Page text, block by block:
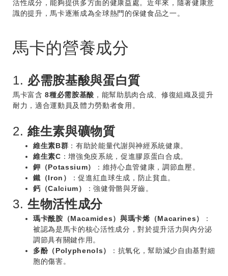
活性成分，能夠提供多方面的健康益處。近年來，隨著健康意
識的提升，馬卡逐漸成為全球熱門的保健食品之一。
馬卡的營養成分
1. 必需胺基酸與蛋白質
馬卡富含8種必需胺基酸 ，能幫助肌肉合成、修復組織及提升
耐力，適合運動員及體力勞動者食用。
2. 維生素與礦物質
維生素B群 ：有助於能量代謝與神經系統健康。
維生素C ：增強免疫系統，促進膠原蛋白合成。
鉀（Potassium）
：維持心血管健康，調節血壓。
鐵（Iron）
：促進紅血球生成，防止貧血。
鈣（Calcium）
：強健骨骼與牙齒。
3. 生物活性成分
瑪卡酰胺（Macamides）與瑪卡烯（Macarines）
：
被認為是馬卡的核心活性成分，對於提升活力與內分泌
調節具有關鍵作用。
多酚（Polyphenols）
：抗氧化，幫助減少自由基對細
胞的傷害。